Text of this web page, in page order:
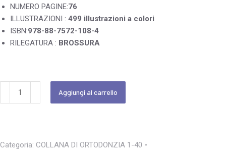
NUMERO PAGINE:76
ILLUSTRAZIONI : 499 illustrazioni a colori
ISBN:978-88-7572-108-4
RILEGATURA : BROSSURA
Aggiungi al carrello
Categoria: COLLANA DI ORTODONZIA 1-40